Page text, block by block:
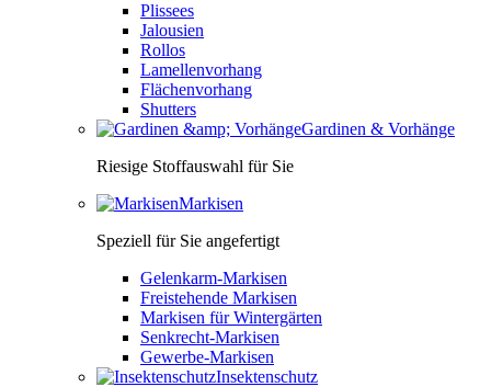
Plissees
Jalousien
Rollos
Lamellenvorhang
Flächenvorhang
Shutters
Gardinen & Vorhänge
Riesige Stoffauswahl für Sie
Markisen
Speziell für Sie angefertigt
Gelenkarm-Markisen
Freistehende Markisen
Markisen für Wintergärten
Senkrecht-Markisen
Gewerbe-Markisen
Insektenschutz